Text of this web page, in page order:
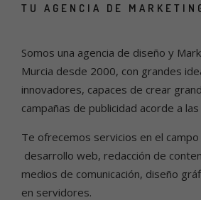
TU AGENCIA DE
Somos una agencia de diseño y
Murcia desde 2000, con grandes
innovadores, capaces de crear
campañas de publicidad acorde a
Te ofrecemos servicios en el campo
desarrollo web, redacción de
medios de comunicación, diseño
en servidores.